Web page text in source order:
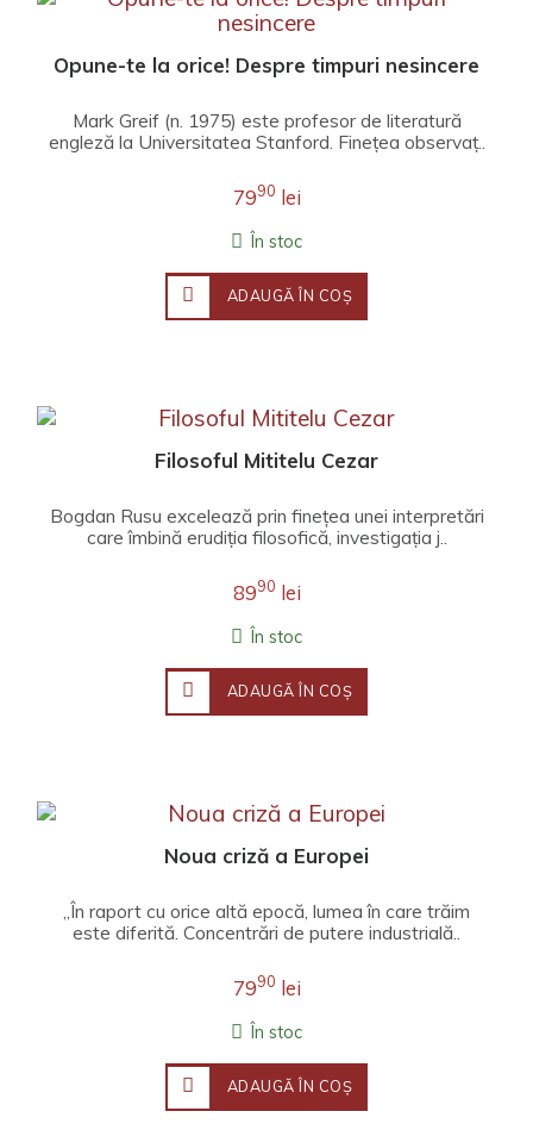
Opune-te la orice! Despre timpuri nesincere
Mark Greif (n. 1975) este profesor de literatură
engleză la Universitatea Stanford. Fineţea observaţ..
7990 lei
În stoc
ADAUGĂ ÎN COŞ
Filosoful Mititelu Cezar
Bogdan Rusu excelează prin finețea unei interpretări
care îmbină erudiția filosofică, investigația j..
8990 lei
În stoc
ADAUGĂ ÎN COŞ
Noua criză a Europei
„În raport cu orice altă epocă, lumea în care trăim
este diferită. Concentrări de putere industrială..
7990 lei
În stoc
ADAUGĂ ÎN COŞ